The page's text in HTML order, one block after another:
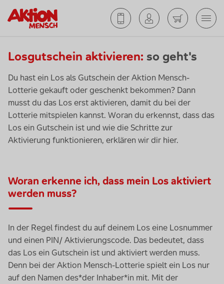
Losgutschein aktivieren: so geht's
Du hast ein Los als Gutschein der Aktion Mensch-
Lotterie gekauft oder geschenkt bekommen? Dann
musst du das Los erst aktivieren, damit du bei der
Lotterie mitspielen kannst. Woran du erkennst, dass das
Los ein Gutschein ist und wie die Schritte zur
Aktivierung funktionieren, erklären wir dir hier.
Woran erkenne ich, dass mein Los aktiviert
werden muss?
In der Regel findest du auf deinem Los eine Losnummer
und einen PIN/ Aktivierungscode. Das bedeutet, dass
das Los ein Gutschein ist und aktiviert werden muss.
Denn bei der Aktion Mensch-Lotterie spielt ein Los nur
auf den Namen des*der Inhaber*in mit. Mit der